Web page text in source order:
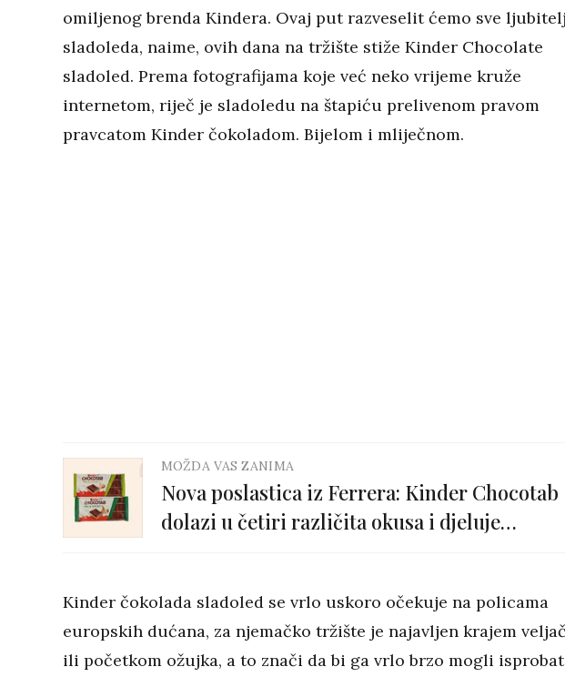
omiljenog brenda Kindera. Ovaj put razveselit ćemo sve
sladoleda, naime, ovih dana na tržište stiže Kinder Chocolate
sladoled. Prema fotografijama koje već neko vrijeme kruže
internetom, riječ je sladoledu na štapiću prelivenom pravom
pravcatom Kinder čokoladom. Bijelom i mliječnom.
MOŽDA VAS ZANIMA
Nova poslastica iz Ferrera: Kinder Chocotab
dolazi u četiri različita okusa i djeluje
Kinder čokolada sladoled se vrlo uskoro očekuje na policama
europskih dućana, za njemačko tržište je najavljen krajem
ili početkom ožujka, a to znači da bi ga vrlo brzo mogli